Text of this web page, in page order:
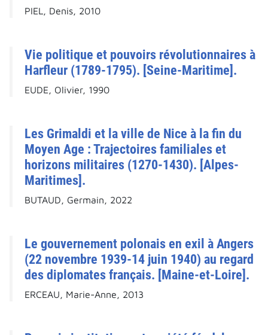
PIEL, Denis, 2010
Vie politique et pouvoirs révolutionnaires à
Harfleur (1789-1795). [Seine-Maritime].
EUDE, Olivier, 1990
Les Grimaldi et la ville de Nice à la fin du
Moyen Age : Trajectoires familiales et
horizons militaires (1270-1430). [Alpes-
Maritimes].
BUTAUD, Germain, 2022
Le gouvernement polonais en exil à Angers
(22 novembre 1939-14 juin 1940) au regard
des diplomates français. [Maine-et-Loire].
ERCEAU, Marie-Anne, 2013